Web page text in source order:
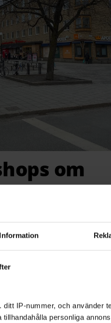
Information
ditt IP-nummer, och använder
personliga
om